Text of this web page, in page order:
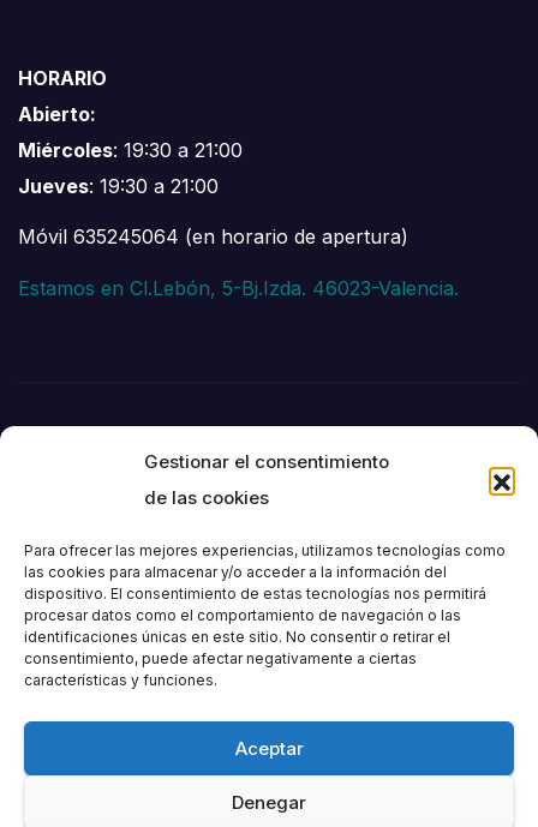
Gestionar el consentimiento
de las cookies
Para ofrecer las mejores experiencias, utilizamos tecnologías como
las cookies para almacenar y/o acceder a la información del
dispositivo. El consentimiento de estas tecnologías nos permitirá
procesar datos como el comportamiento de navegación o las
identificaciones únicas en este sitio. No consentir o retirar el
consentimiento, puede afectar negativamente a ciertas
características y funciones.
Aceptar
Denegar
HORARIO
Abierto:
Miércoles: 19:30 a 21:00
Jueves: 19:30 a 21:00
Móvil 635245064 (en horario de apertura)
Estamos en Cl.Lebón, 5-Bj.Izda. 46023-Valencia.
Societat
Excursionista de
València